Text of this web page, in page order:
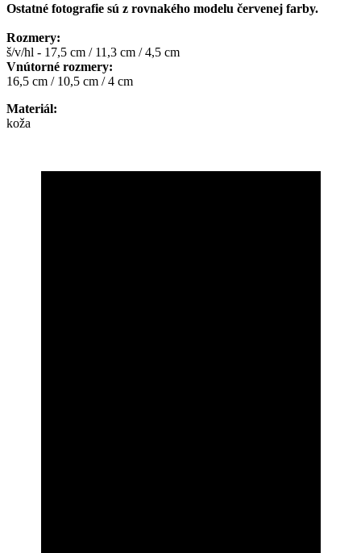
Ostatné fotografie sú z rovnakého modelu červenej farby.
Rozmery:
š/v/hl - 17,5 cm / 11,3 cm / 4,5 cm
Vnútorné rozmery:
16,5 cm / 10,5 cm / 4 cm
Materiál:
koža